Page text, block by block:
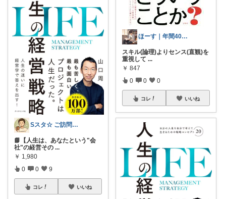
Sスタ☆ ご訪問に感謝🌻🏖️
📘【人生は、あなたという"会
社"の経営その ...
￥ 1,980
0 0 9
コレ いいね
ほーす｜年間400冊📚本好き社会人
スキル(論理)よりセンス(直観)を
重視して ...
￥ 847
0 0 0
コレ いいね